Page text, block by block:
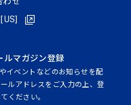
ルマガジン登録
イベントなどのお知らせを配
ルアドレスをご入力の上、登
ください。